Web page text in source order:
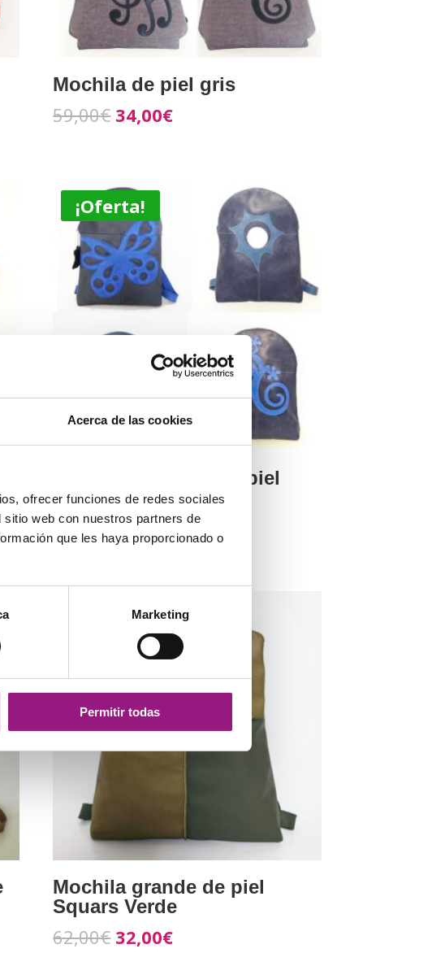
Acerca de las cookies
ofrecer funciones de redes sociales
web con nuestros partners de
que les haya proporcionado o
Marketing
Permitir todas
Mochila de piel gris
59,00€ 34,00€
¡Oferta!
Mochila pequeña de piel
azul
Valorado con
49,00 € 22,00€
¡Oferta!
Mochila grande de piel
Squars Verde
62,00€ 32,00€